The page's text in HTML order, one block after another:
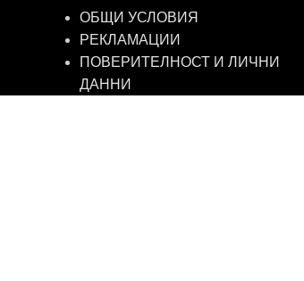
ОБЩИ УСЛОВИЯ
РЕКЛАМАЦИИ
ПОВЕРИТЕЛНОСТ И ЛИЧНИ
ДАННИ